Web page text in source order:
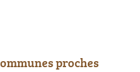
proches